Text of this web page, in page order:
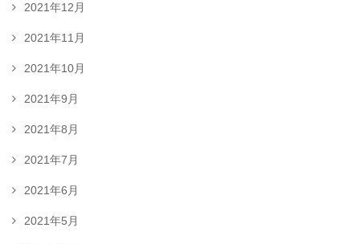
2021年12月
2021年11月
2021年10月
2021年9月
2021年8月
2021年7月
2021年6月
2021年5月